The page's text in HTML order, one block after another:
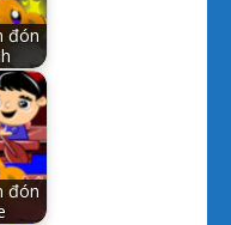
đón
đón